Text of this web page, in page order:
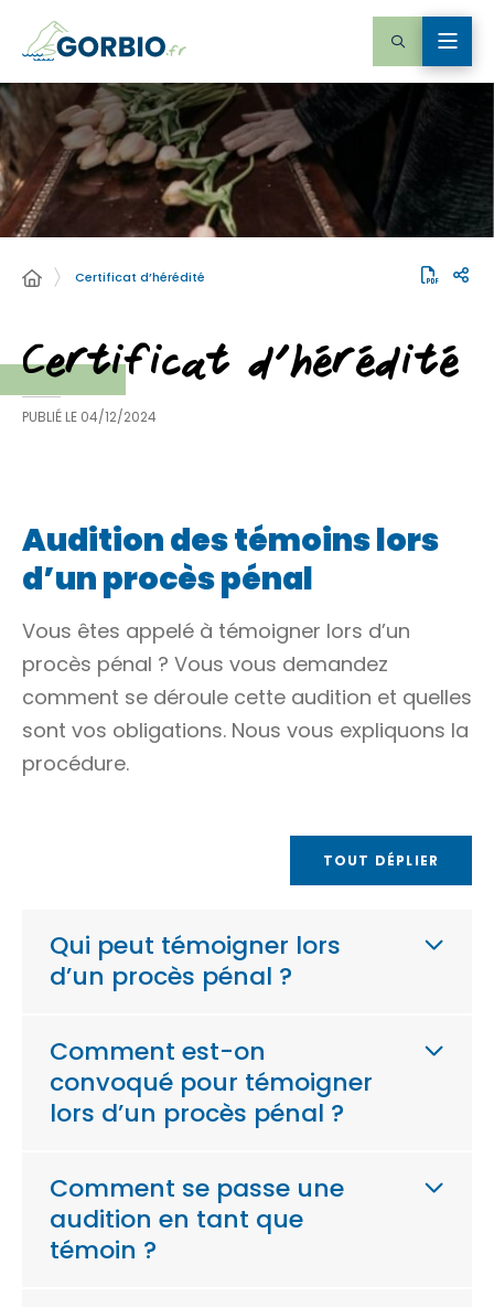
Certificat d’hérédité
Certificat d’hérédité
PUBLIÉ LE 04/12/2024
Audition des témoins lors
d’un procès pénal
Vous êtes appelé à témoigner lors d’un
procès pénal ? Vous vous demandez
comment se déroule cette audition et quelles
sont vos obligations. Nous vous expliquons la
procédure.
TOUT DÉPLIER
Qui peut témoigner lors
d’un procès pénal ?
Comment est-on
convoqué pour témoigner
lors d’un procès pénal ?
Comment se passe une
audition en tant que
témoin ?